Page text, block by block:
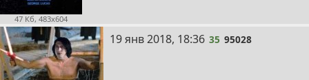
47 Кб, 483x604
35
19 янв 2018, 18:36 35 95028